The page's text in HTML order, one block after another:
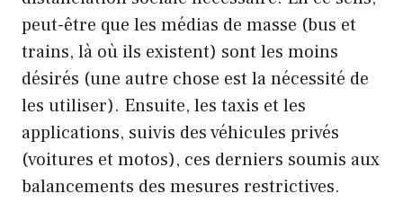
peut-être que les médias de masse (bus et
trains, là où ils existent) sont les moins
désirés (une autre chose est la nécessité de
les utiliser). Ensuite, les taxis et les
applications, suivis des véhicules privés
(voitures et motos), ces derniers soumis aux
balancements des mesures restrictives.